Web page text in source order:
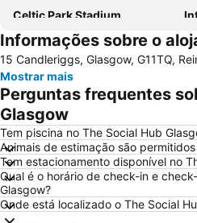
Celtic Park Stadium
Glasgow Prestwick Airport
Victoria Park
Buchanan bus station
Princes Square
Apple Store
Shawlands
Ibrox Stadium
Blair Drummond Safari and Adventure Park
Informações sobre o
15 Candleriggs, Glasgow, G11TQ,
Mostrar mais
Perguntas frequentes
Glasgow
Tem piscina no The Social Hub
Animais de estimação são
Tem estacionamento disponível no
Qual é o horário de check-in e
Glasgow?
Onde está localizado o The Social